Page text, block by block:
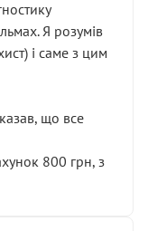
Я розумів
і саме з цим
що все
800 грн, з